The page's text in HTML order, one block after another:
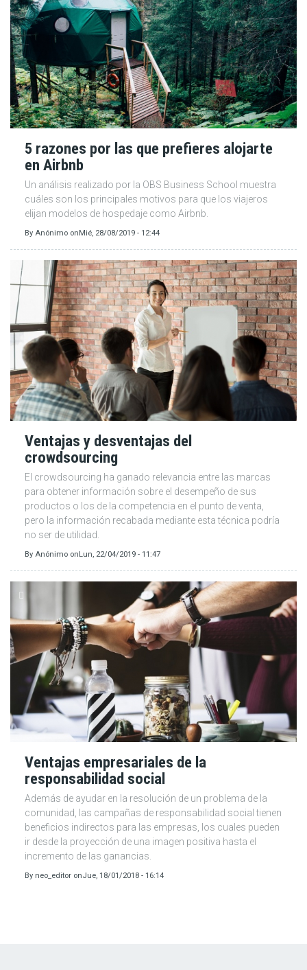
5 razones por las que prefieres alojarte
en Airbnb
Un análisis realizado por la OBS Business School muestra
cuáles son los principales motivos para que los viajeros
elijan modelos de hospedaje como Airbnb.
By Anónimo onMié, 28/08/2019 - 12:44
Ventajas y desventajas del
crowdsourcing
El crowdsourcing ha ganado relevancia entre las marcas
para obtener información sobre el desempeño de sus
productos o los de la competencia en el punto de venta,
pero la información recabada mediante esta técnica podría
no ser de utilidad.
By Anónimo onLun, 22/04/2019 - 11:47
Ventajas empresariales de la
responsabilidad social
Además de ayudar en la resolución de un problema de la
comunidad, las campañas de responsabilidad social tienen
beneficios indirectos para las empresas, los cuales pueden
ir desde la proyección de una imagen positiva hasta el
incremento de las ganancias.
By neo_editor onJue, 18/01/2018 - 16:14